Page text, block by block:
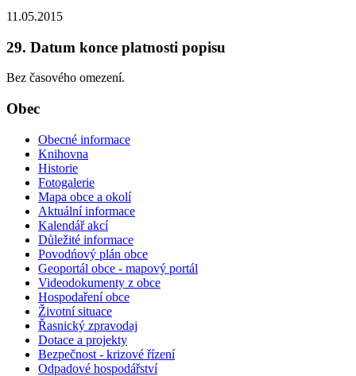
11.05.2015
29. Datum konce platnosti popisu
Bez časového omezení.
Obec
Obecné informace
Knihovna
Historie
Fotogalerie
Mapa obce a okolí
Aktuální informace
Kalendář akcí
Důležité informace
Povodńový plán obce
Geoportál obce - mapový portál
Videodokumenty z obce
Hospodaření obce
Životní situace
Řasnický zpravodaj
Dotace a projekty
Bezpečnost - krizové řízení
Odpadové hospodářství